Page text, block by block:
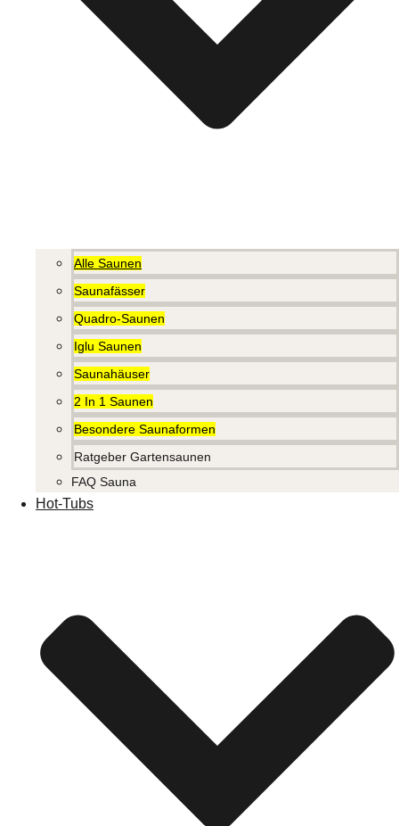
Alle Saunen
Saunafässer
Quadro-Saunen
Iglu Saunen
Saunahäuser
2 In 1 Saunen
Besondere Saunaformen
Ratgeber Gartensaunen
FAQ Sauna
Hot-Tubs